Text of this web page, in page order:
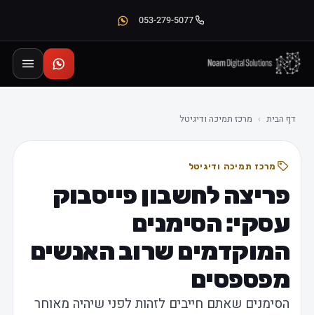
053-279-5077
דף הבית › מרכז תמיכה ודיגיטל
מרכז תמיכה ודיגיטל
פריצה לחשבון פייסבוק
עסקי: הסימנים
המוקדמים שרוב האנשים
מפספסים
הסימנים שאתם חייבים לזהות לפני שיהיה מאוחר